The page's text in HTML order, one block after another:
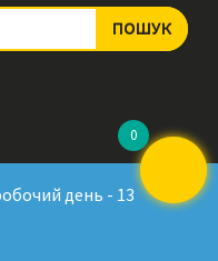
день - 13
ПОШУК
Krinitsa
0